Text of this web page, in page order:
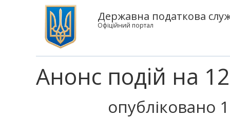
Державна податкова
Офіційний портал
Анонс подій на
опубліковано